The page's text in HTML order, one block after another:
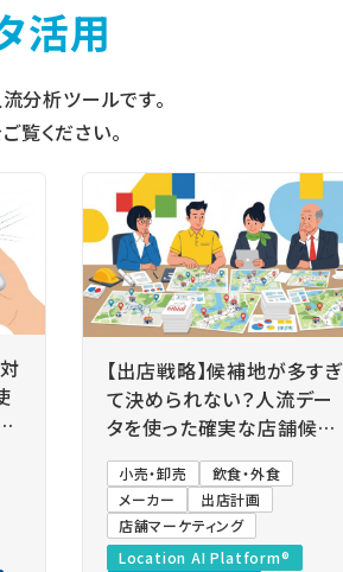
活用
分析ツールです。
覧ください。
【出店戦略】候補地が多すぎ
て決められない？人流デー
タを使った確実な店舗候補
地の絞り込み方
小売・卸売
飲食・外食
メーカー
出店計画
店舗マーケティング
Location AI Platform®